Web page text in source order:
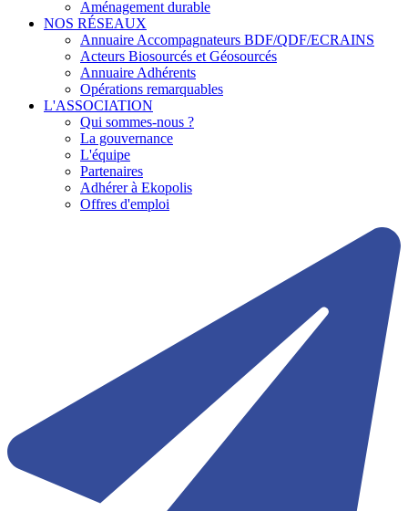
Aménagement durable
NOS RÉSEAUX
Annuaire Accompagnateurs BDF/QDF/ECRAINS
Acteurs Biosourcés et Géosourcés
Annuaire Adhérents
Opérations remarquables
L'ASSOCIATION
Qui sommes-nous ?
La gouvernance
L'équipe
Partenaires
Adhérer à Ekopolis
Offres d'emploi